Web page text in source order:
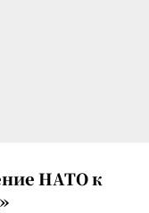
НАТО к